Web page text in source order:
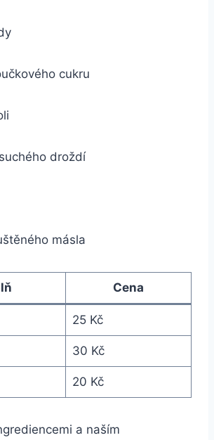
cukru
droždí
másla
Cena
25 Kč
30 Kč
20 Kč
a naším